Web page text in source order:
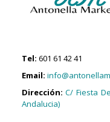
Tel: 601 61 42 41
Email:
Dirección:C/ Fiesta
Andalucia)